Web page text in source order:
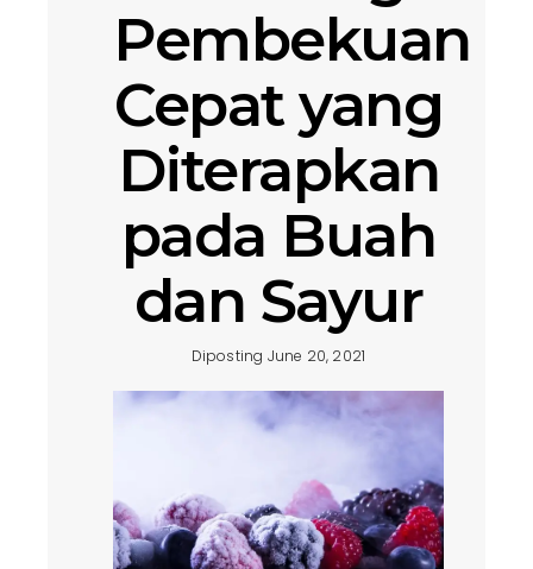
Pembekuan
Cepat yang
Diterapkan
pada Buah
dan Sayur
Diposting June 20, 2021